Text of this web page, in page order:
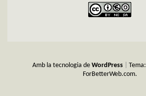
Amb la tecnologia de WordPress Tema:
ForBetterWeb.com.